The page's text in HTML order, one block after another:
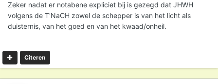
Zeker nadat er notabene expliciet bij is gezegd dat JHWH
volgens de T'NaCH zowel de schepper is van het licht als
duisternis, van het goed en van het kwaad/onheil.
Citeren